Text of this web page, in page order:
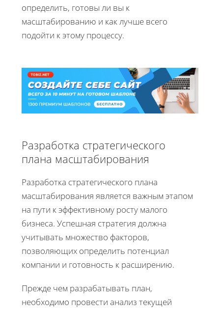
определить, готовы ли вы к
масштабированию и как лучше всего
подойти к этому процессу.
Разработка стратегического
плана масштабирования
Разработка стратегического плана
масштабирования является важным этапом
на пути к эффективному росту малого
бизнеса. Успешная стратегия должна
учитывать множество факторов,
позволяющих определить потенциал
компании и готовность к расширению.
Прежде чем разрабатывать план,
необходимо провести анализ текущей